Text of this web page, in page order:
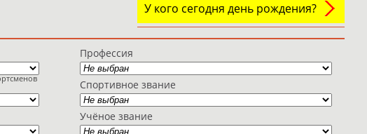
У кого сегодня день рождения?
Профессия
Спортивное звание
Учёное звание